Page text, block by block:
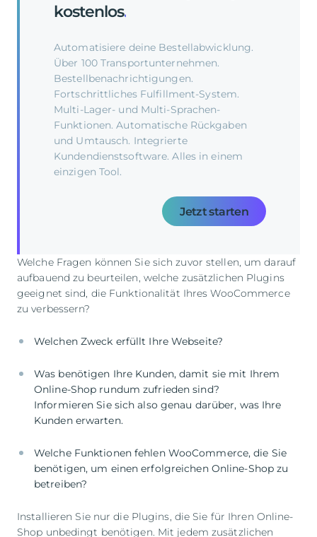
kostenlos.
Automatisiere deine Bestellabwicklung.
Über 100 Transportunternehmen.
Bestellbenachrichtigungen.
Fortschrittliches Fulfillment-System.
Multi-Lager- und Multi-Sprachen-
Funktionen. Automatische Rückgaben
und Umtausch. Integrierte
Kundendienstsoftware. Alles in einem
einzigen Tool.
Jetzt starten
Welche Fragen können Sie sich zuvor stellen, um darauf
aufbauend zu beurteilen, welche zusätzlichen Plugins
geeignet sind, die Funktionalität Ihres WooCommerce
zu verbessern?
Was benötigen Ihre Kunden, damit sie mit Ihrem
Online-Shop rundum zufrieden sind?
Informieren Sie sich also genau darüber, was Ihre
Kunden erwarten.
Welche Funktionen fehlen WooCommerce, die Sie
benötigen, um einen erfolgreichen Online-Shop zu
betreiben?
Installieren Sie nur die Plugins, die Sie für Ihren Online-
Shop unbedingt benötigen. Mit jedem zusätzlichen